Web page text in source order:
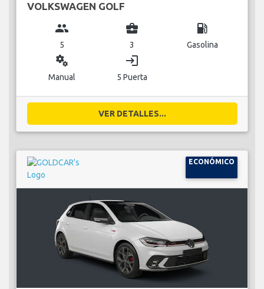
VOLKSWAGEN GOLF
group
5
business_center
3
local_gas_station
Gasolina
miscellaneous_services
Manual
login
5 Puerta
VER DETALLES...
ECONÓMICO